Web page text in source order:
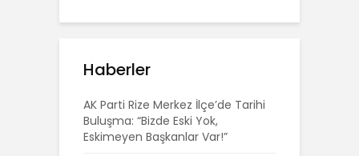
Haberler
AK Parti Rize Merkez İlçe’de Tarihi
Buluşma: “Bizde Eski Yok,
Eskimeyen Başkanlar Var!”